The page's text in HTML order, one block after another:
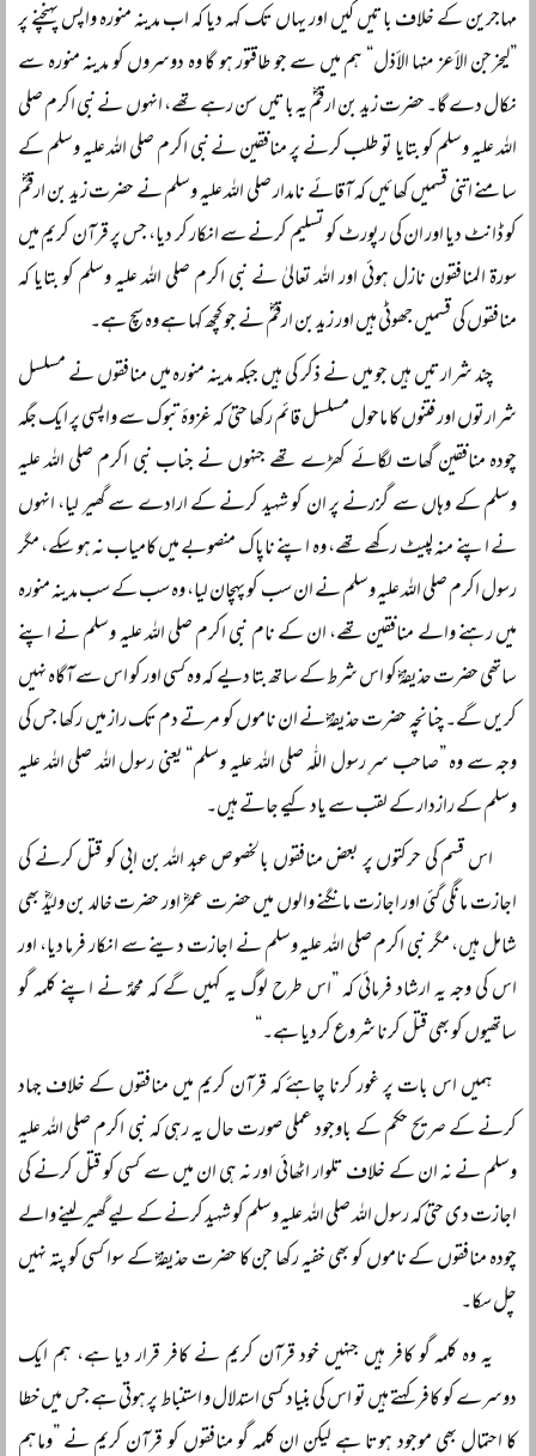
مہاجرین کے خلاف باتیں کیں اور یہاں تک کہہ دیا کہ اب مدینہ منورہ واپس پہنچنے پر
”لیخرجن الأعز منہا الأذل“ ہم میں سے جو طاقتور ہو گا وہ دوسروں کو مدینہ منورہ سے
نکال دے گا۔ حضرت زید بن ارقمؓ یہ باتیں سن رہے تھے، انہوں نے نبی اکرم صلی
اللہ علیہ وسلم کو بتایا تو طلب کرنے پر منافقین نے نبی اکرم صلی اللہ علیہ وسلم کے
سامنے اتنی قسمیں کھائیں کہ آقائے نامدار صلی اللہ علیہ وسلم نے حضرت زید بن ارقمؓ
کو ڈانٹ دیا اور ان کی رپورٹ کو تسلیم کرنے سے انکار کر دیا، جس پر قرآن کریم میں
سورۃ المنافقون نازل ہوئی اور اللہ تعالیٰ نے نبی اکرم صلی اللہ علیہ وسلم کو بتایا کہ
منافقوں کی قسمیں جھوٹی ہیں اور زید بن ارقمؓ نے جو کچھ کہا ہے وہ سچ ہے۔
چند شرارتیں ہیں جو میں نے ذکر کی ہیں جبکہ مدینہ منورہ میں منافقوں نے مسلسل
شرارتوں اور فتنوں کا ماحول مسلسل قائم رکھا حتیٰ کہ غزوۂ تبوک سے واپسی پر ایک جگہ
چودہ منافقین گھات لگائے کھڑے تھے جنہوں نے جناب نبی اکرم صلی اللہ علیہ
وسلم کے وہاں سے گزرنے پر ان کو شہید کرنے کے ارادے سے گھیر لیا، انہوں
نے اپنے منہ لپیٹ رکھے تھے، وہ اپنے ناپاک منصوبے میں کامیاب نہ ہو سکے، مگر
رسول اکرم صلی اللہ علیہ وسلم نے ان سب کو پہچان لیا، وہ سب کے سب مدینہ منورہ
میں رہنے والے منافقین تھے، ان کے نام نبی اکرم صلی اللہ علیہ وسلم نے اپنے
ساتھی حضرت حذیفہؓ کو اس شرط کے ساتھ بتا دیے کہ وہ کسی اور کو اس سے آگاہ نہیں
کریں گے۔ چنانچہ حضرت حذیفہؓ نے ان ناموں کو مرتے دم تک راز میں رکھا جس کی
وجہ سے وہ ”صاحب سرِ رسول اللّٰہ صلی اللہ علیہ وسلم“ یعنی رسول اللہ صلی اللہ علیہ
وسلم کے رازدار کے لقب سے یاد کیے جاتے ہیں۔
اس قسم کی حرکتوں پر بعض منافقوں بالخصوص عبد اللہ بن ابی کو قتل کرنے کی
اجازت مانگی گئی اور اجازت مانگنے والوں میں حضرت عمرؓ اور حضرت خالد بن ولیدؓ بھی
شامل ہیں، مگر نبی اکرم صلی اللہ علیہ وسلم نے اجازت دینے سے انکار فرما دیا، اور
اس کی وجہ یہ ارشاد فرمائی کہ ”اس طرح لوگ یہ کہیں گے کہ محمدؐ نے اپنے کلمہ گو
ساتھیوں کو بھی قتل کرنا شروع کر دیا ہے۔“
ہمیں اس بات پر غور کرنا چاہئے کہ قرآن کریم میں منافقوں کے خلاف جہاد
کرنے کے صریح حکم کے باوجود عملی صورت حال یہ رہی کہ نبی اکرم صلی اللہ علیہ
وسلم نے نہ ان کے خلاف تلوار اٹھائی اور نہ ہی ان میں سے کسی کو قتل کرنے کی
اجازت دی حتیٰ کہ رسول اللہ صلی اللہ علیہ وسلم کو شہید کرنے کے لیے گھیر لینے والے
چودہ منافقوں کے ناموں کو بھی خفیہ رکھا جن کا حضرت حذیفہؓ کے سوا کسی کو پتہ نہیں
چل سکا۔
یہ وہ کلمہ گو کافر ہیں جنہیں خود قرآن کریم نے کافر قرار دیا ہے، ہم ایک
دوسرے کو کافر کہتے ہیں تو اس کی بنیاد کسی استدلال و استنباط پر ہوتی ہے جس میں خطا
کا احتمال بھی موجود ہوتا ہے لیکن ان کلمہ گو منافقوں کو قرآن کریم نے ”وماہم